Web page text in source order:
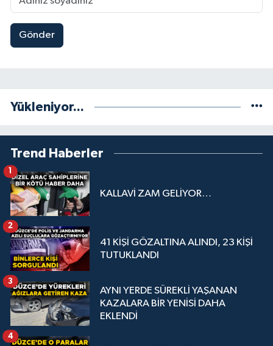
Gönder
Yükleniyor...
Trend Haberler
KALLAVİ ZAM GELİYOR…
1
41 KİŞİ GÖZALTINA ALINDI, 23 KİŞİ
TUTUKLANDI
2
AYNI YERDE SÜREKLİ YAŞANAN
KAZALARA BİR YENİSİ DAHA
EKLENDİ
3
4